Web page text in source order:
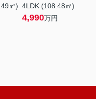
㎡) 4LDK (108.48㎡)
4,990万円